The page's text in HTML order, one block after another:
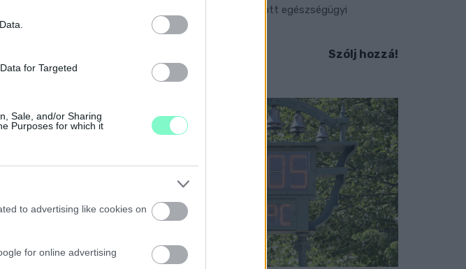
for Targeted
Sale, and/or Sharing
Purposes for which it
to advertising like cookies on
for online advertising
Megkezdték az elhalasztott egészségügyi
ellátásokat.
Szólj hozzá!